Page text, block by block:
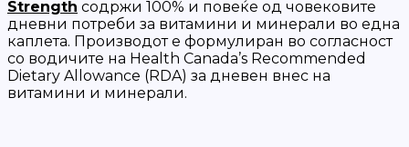
Strength содржи 100% и повеќе од човековите
дневни потреби за витамини и минерали во една
каплета. Производот е формулиран во согласност
со водичите на Health Canada’s Recommended
Dietary Allowance (RDA) за дневен внес на
витамини и минерали.